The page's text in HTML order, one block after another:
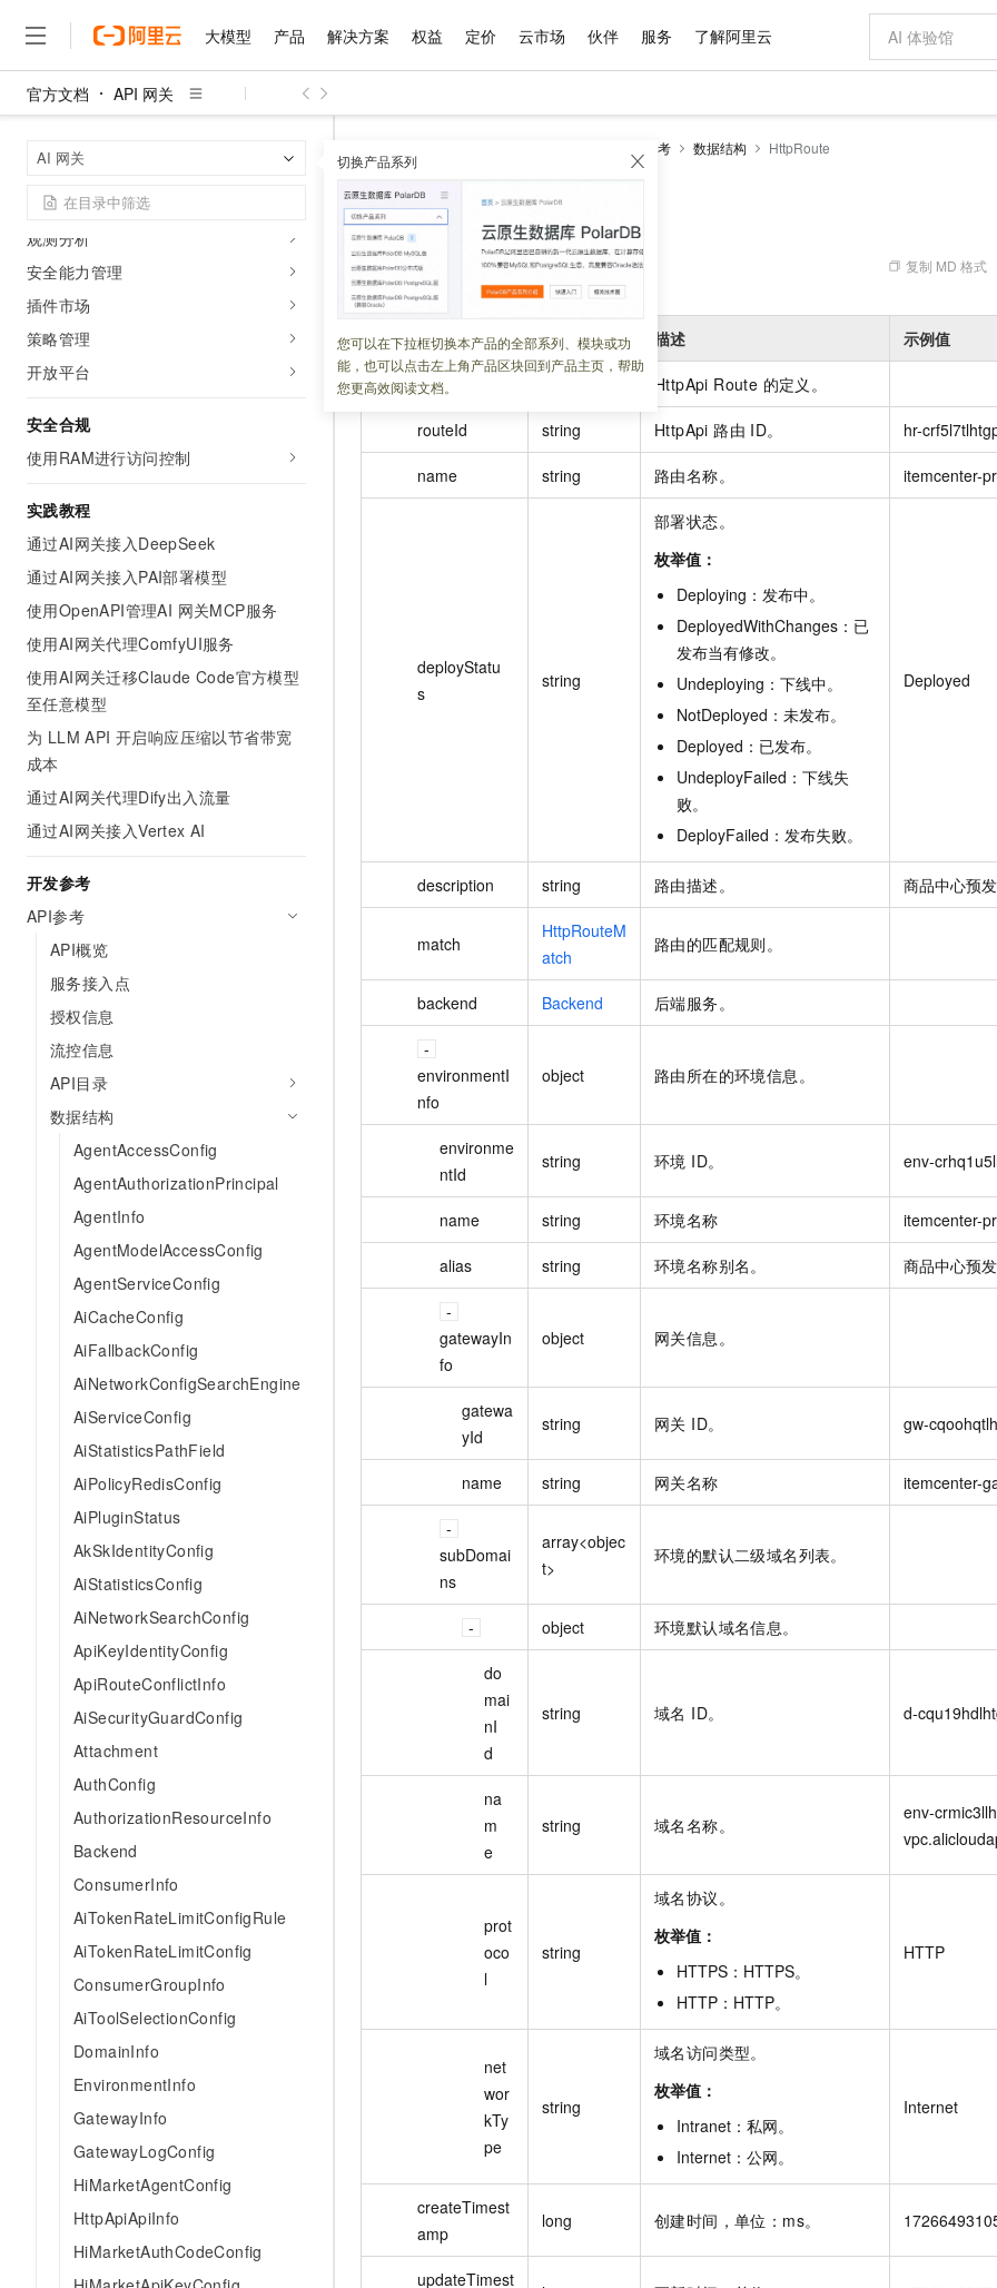
大模型 产品 解决方案 权益 定价 云市场 伙伴 服务 了解阿里云
官方文档 API 网关
AI 网关 切换产品系列
您可以在下拉框切换本产品的全部系列、模块或功
能，也可以点击左上角产品区块回到产品主页，帮助
您更高效阅读文档。
MCP服务管理
服务管理
域名管理
标签与资源
消费者管理
观测分析
安全能力管理
插件市场
策略管理
开放平台
安全合规
使用RAM进行访问控制
实践教程
通过AI网关接入DeepSeek
通过AI网关接入PAI部署模型
使用OpenAPI管理AI 网关MCP服务
使用AI网关代理ComfyUI服务
使用AI网关迁移Claude Code官方模型
至任意模型
为 LLM API 开启响应压缩以节省带宽
成本
通过AI网关代理Dify出入流量
通过AI网关接入Vertex AI
开发参考
API参考
API概览
服务接入点
授权信息
流控信息
API目录
数据结构
AgentAccessConfig
AgentAuthorizationPrincipal
AgentInfo
AgentModelAccessConfig
AgentServiceConfig
AiCacheConfig
AiFallbackConfig
AiNetworkConfigSearchEngine
AiServiceConfig
AiStatisticsPathField
AiPolicyRedisConfig
AiPluginStatus
AkSkIdentityConfig
AiStatisticsConfig
AiNetworkSearchConfig
ApiKeyIdentityConfig
ApiRouteConflictInfo
AiSecurityGuardConfig
Attachment
AuthConfig
AuthorizationResourceInfo
Backend
ConsumerInfo
AiTokenRateLimitConfigRule
AiTokenRateLimitConfig
ConsumerGroupInfo
AiToolSelectionConfig
DomainInfo
EnvironmentInfo
GatewayInfo
GatewayLogConfig
HiMarketAgentConfig
HttpApiApiInfo
HiMarketAuthCodeConfig
API参考 数据结构 HttpRoute
HttpRoute
更新时间： 2026-03-26 03:51:05 复制 MD 格式
名称 类型 描述 示例值
HttpApi Route 的定义。
routeId string HttpApi 路由 ID。 hr-
name string 路由名称。 itemcenter-
deployStatu
s
string
部署状态。
枚举值：
Deploying ： 发布中。
DeployedWithChanges ： 已
发布当有修改。
Undeploying ： 下线中。
NotDeployed ： 未发布。
Deployed ： 已发布。
UndeployFailed ： 下线失
败。
DeployFailed ： 发布失败。
Deployed
description string 路由描述。 商品中心预
match
HttpRouteM
atch
路由的匹配规则。
backend Backend 后端服务。
environmentI
nfo
object 路由所在的环境信息。
environme
ntId
string 环境 ID。 env-
name string 环境名称 itemcenter-
alias string 环境名称别名。 商品中心预
gatewayIn
fo
object 网关信息。
gatewa
yId
string 网关 ID。 gw-
name string 网关名称 itemcenter-
subDomai
ns
array<objec
t>
环境的默认二级域名列表。
object 环境默认域名信息。
do
mai
nI
d
string 域名 ID。 d-
na
m
e
string 域名名称。
env-
prot
oco
l
string
域名协议。
枚举值：
HTTPS ： HTTPS。
HTTP ： HTTP。
HTTP
net
wor
kTy
pe
string
域名访问类型。
枚举值：
Intranet ： 私网。
Internet ： 公网。
Internet
createTimest
amp
long 创建时间，单位：ms。
updateTimest
大模型
大模型
文本生成
Qwen3.8-Max HOT
智能体时代全能旗舰模型
Qwen3.7-Plus
能看、能想、能动手的多模态智能体模型
Qwen3-VL-Plus
Kimi-K3
Kimi 最新旗舰模型，长程编程与推理利器
Deepseek-v4-pro
GLM-5.2
图生视频，流
Wan2.7-
AI 应用构建
大模型服务平台百炼-应用模版
丰富多元化的应用模版和解决方案
大模型服务平台百炼-智能体
灵活可视化地构建企业级 Agent
人工智能平台 PAI
大模型解决方案
快速部署 Dify，高效搭建 AI 应用
依托云原生高可用架构,实现Dify私有化部署
10 分钟在聊天系统中增加一个 AI 助手 即刻拥有 DeepSeek-R1 满血版
产品
精选产品
人工智能与机器学习
计算
容器
存储
安全
中间件
数据库
媒体服务
企业服务与云通信
域名与网站
终端用户计算
Serverless
开发工具
迁移与运维管理
专有云
精选产品
大模型服务平台百炼
大模型服务与应用平台
千问大模型
多元化、高性能、安全可靠的大模型服务
无影云电脑
随时随地安全接入的云上超级电脑
云解析DNS
云原生大数据计算服务 MaxCompute
面向分析的企业级SaaS模式云数据仓库
域名与网站
对象存储 OSS
一站式AI开发、训练和推理服务
Qoder CN
基于千问大模型等，支持代码智能生成、研发智能问答
容器服务 Kubernetes 版 ACK
提供一站式管理容器应用的 K8s 服务
面向真实软件
云防火墙
云原生的云上
解决方案
精选解决方案
AI
互联网应用开发
大数据
现代化应用
网络
上云与迁云
企业出海
政企业务
精选解决方案
睿译宝，AI翻译排版一步到位
上传文档即自动完成翻译和格式还原
GLM-5.2：长任务时代开源旗舰模型
真正可用的 1M 上下文,一次完成代码全链路开发
Hermes Agent，打造自进化智能体
自主进化，持久记忆，越用越聪明
快速拥有专属 OpenClaw
即刻拥有 DeepSeek-V4-Pro
轻松解锁专属 DeepSeek-V4-Pro
Claude Code + GStack 打造工程团队
安装技能 GStack，拥有专属 AI 工程团队
一键购买专属
权益 普惠上云
普惠上云 官方力荐
云服务器38元/年起，超值低价云产品抢先购
官方推荐返现计划
推荐新用户得奖励，单订单最高返9万
云工开物
高校专属算力普惠，学生认证享300元代金券
免费试用
解决方案免费试用 新老同享
最高领取价值200元试用点，立即开启云上创新
助力企业全员 AI 认知与能力提升
AI 特惠
智启 AI 普惠权益
阿里云 OPC 创新助力计划
至高百万元 Token 补贴，加速一人公司成长
Qwen3.8-Max 首发尝鲜，限时加量 10 倍，夜间低至2折
千问办公，限时限量积分加倍
你的AI工作搭子，覆盖日常办公高频场景
万小智 AI 建站低至 15元/月
送.CN域名，送备案服务码
Night Plan 支持 Qwen 3.8-Max
AI 场景体
从图文生成到
图文、视频一
0 代码专业建
AI 短剧/漫剧
AI助力短剧漫
定价 产品定价
了解云产品的定价详情
云上成本管理
管理和优化成本
价格计算器
自助选配和估算价格
价格优势
推动算力普惠，释放技术红利
配置报价
云市场 精选商城
网站建设
多端小程序
Salesforce 国际版订阅
友盟天域
观测云
Tuya 物联网平台阿里云版
蓝凌 OA
电子合同
畅捷通
行业生态解决方案
数据与 API
数据集
身份实名认证
短信
OCR 文字识别
发票查验
天气预报查询
快递物流查询
企业应用
OA 办公系统
财税管理
400电话
基础软件
JAVA
操作系统
WordPress
Ubuntu
模板建站
建站系统
伙伴 成为销售伙伴
分销伙伴
咨询伙伴
销售伙伴合作计划
Salesforce On Alibaba Cloud
Consulting Partner 合作计划
AI 大模型销售与服务生态合作计划
成为产品伙伴
产品生态集成认证中心
产品生态伙伴工作台
产品伙伴
云网络合作计
成为服务
服务生态伙伴
服务 售前咨询
在线服务
售后服务
自助服务
工单服务
短信专区
企业增值服务
企业支持计划
企业增值服务台
企业成长
服务实践
创新中心
阿里云认证
信息公告
官网公告
健康状态
了解阿里云 为什么选择阿里云
什么是云计算
技术领先
稳定可靠
安全合规
分析师报告
研究报告与白皮书
最佳实践
云上春晚
云栖战略参考
云上的中国
看见新力量
金融模力时刻
客户案例
市场活动
魔搭